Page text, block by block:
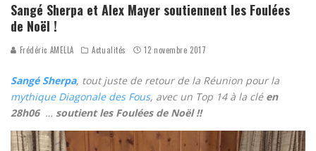
Sangé Sherpa et Alex Mayer soutiennent les Foulées
de Noël !
Frédéric AMELLA Actualités 12 novembre 2017
Sangé Sherpa, tout juste de retour de la Réunion pour la
mythique Diagonale des Fous, avec un Top 14 à la clé en
28h06… soutient les Foulées de Noël !!